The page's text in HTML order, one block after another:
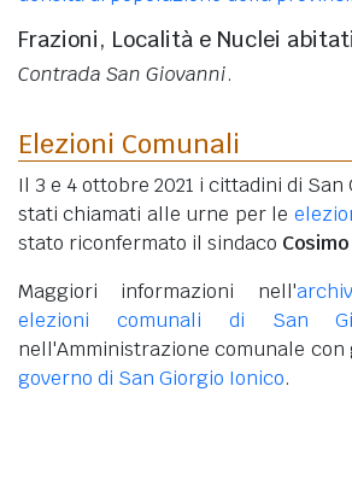
Frazioni, Località e Nuclei abitati
Contrada San Giovanni.
Elezioni Comunali
Il 3 e 4 ottobre 2021 i cittadini di San
stati chiamati alle urne per le
stato riconfermato il sindaco
Maggiori informazioni nell'
elezioni comunali di San
nell'Amministrazione comunale
governo di San Giorgio Ionico.